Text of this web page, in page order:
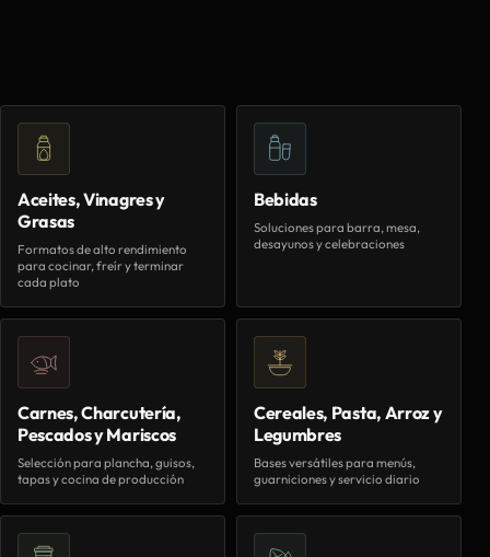
Aceites, Vinagres y
Grasas
Formatos de alto rendimiento
para cocinar, freír y terminar
cada plato
Bebidas
Soluciones para barra, mesa,
desayunos y celebraciones
Carnes, Charcutería,
Pescados y Mariscos
Selección para plancha, guisos,
tapas y cocina de producción
Cereales, Pasta, Arroz y
Legumbres
Bases versátiles para menús,
guarniciones y servicio diario